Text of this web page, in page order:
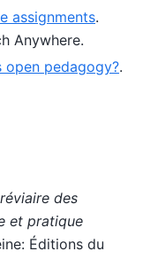
assignments.
Anywhere.
open pedagogy?.
des
et pratique
Éditions du